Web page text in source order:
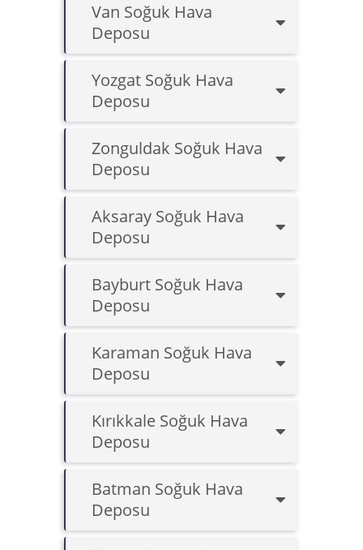
Van Soğuk Hava
Deposu
Yozgat Soğuk Hava
Deposu
Zonguldak Soğuk Hava
Deposu
Aksaray Soğuk Hava
Deposu
Bayburt Soğuk Hava
Deposu
Karaman Soğuk Hava
Deposu
Kırıkkale Soğuk Hava
Deposu
Batman Soğuk Hava
Deposu